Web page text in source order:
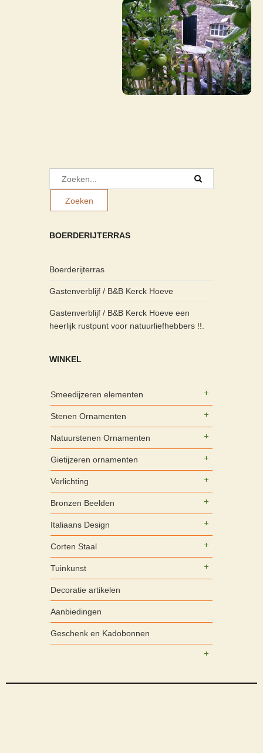
BOERDERIJTERRAS
Boerderijterras
Gastenverblijf / B&B Kerck Hoeve
Gastenverblijf / B&B Kerck Hoeve een
heerlijk rustpunt voor natuurliefhebbers !!.
WINKEL
Smeedijzeren elementen
Stenen Ornamenten
Natuurstenen Ornamenten
Gietijzeren ornamenten
Verlichting
Bronzen Beelden
Italiaans Design
Corten Staal
Tuinkunst
Decoratie artikelen
Aanbiedingen
Geschenk en Kadobonnen